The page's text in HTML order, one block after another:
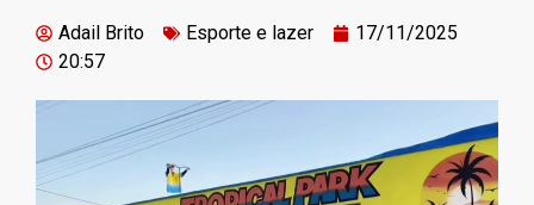
Adail Brito Esporte e lazer
17/11/2025
20:57